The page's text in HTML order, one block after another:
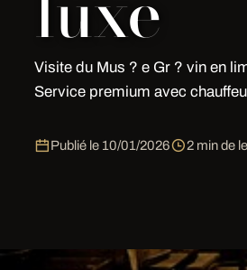
Visite du Mus ? e Gr ? vin en
Service premium avec
Publié le 10/01/2026 2 min de